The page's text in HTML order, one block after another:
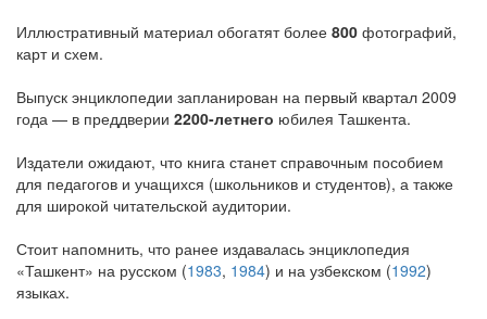
Иллюстративный материал обогатят более 800 фотографий,
карт и схем.
Выпуск энциклопедии запланирован на первый квартал 2009
года — в преддверии 2200-летнего юбилея Ташкента.
Издатели ожидают, что книга станет справочным пособием
для педагогов и учащихся (школьников и студентов), а также
для широкой читательской аудитории.
Стоит напомнить, что ранее издавалась энциклопедия
«Ташкент» на русском (1983, 1984) и на узбекском (1992)
языках.